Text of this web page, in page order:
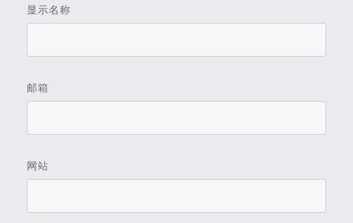
显示名称
邮箱
网站